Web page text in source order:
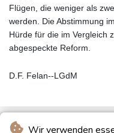
Wir verwenden
Flügen, die weniger als
werden. Die Abstimmung
Hürde für die im Vergleich
abgespeckte Reform.
D.F. Felan--LGdM